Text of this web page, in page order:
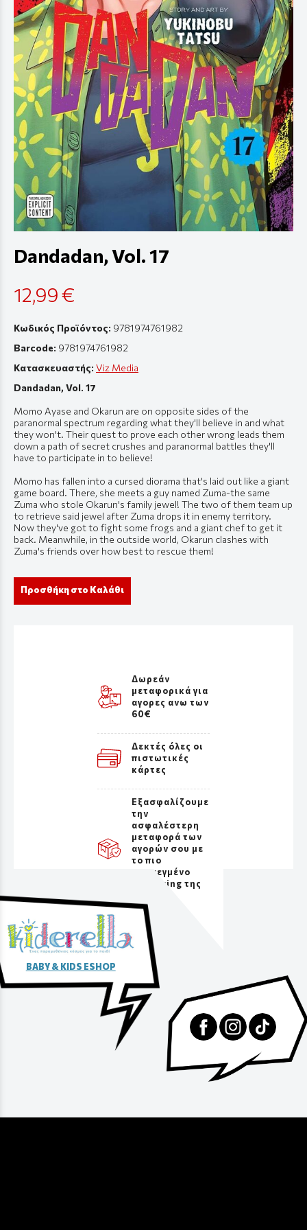
Dandadan, Vol. 17
12,99 €
Κωδικός Προϊόντος: 9781974761982
Barcode: 9781974761982
Κατασκευαστής: Viz Media
Dandadan, Vol. 17
Momo Ayase and Okarun are on opposite sides of the
paranormal spectrum regarding what they'll believe in and what
they won't. Their quest to prove each other wrong leads them
down a path of secret crushes and paranormal battles they'll
have to participate in to believe!
Momo has fallen into a cursed diorama that's laid out like a giant
game board. There, she meets a guy named Zuma-the same
Zuma who stole Okarun's family jewel! The two of them team up
to retrieve said jewel after Zuma drops it in enemy territory.
Now they've got to fight some frogs and a giant chef to get it
back. Meanwhile, in the outside world, Okarun clashes with
Zuma's friends over how best to rescue them!
Προσθήκη στο Καλάθι
Δωρεάν
μεταφορικά για
αγορες ανω των
60€
Δεκτές όλες οι
πιστωτικές
κάρτες
Εξασφαλίζουμε
την
ασφαλέστερη
μεταφορά των
αγορών σου με
το πιο
προσεγμένο
packaging της
BABY & KIDS ESHOP